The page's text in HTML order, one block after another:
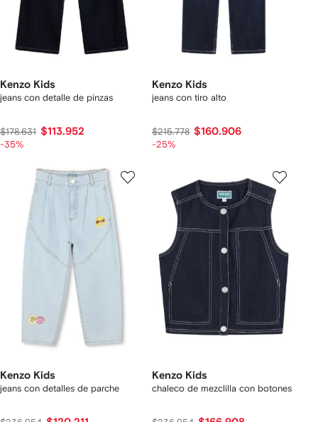
Kenzo Kids
jeans con detalle de pinzas
$178.631 $113.952
-35%
Kenzo Kids
jeans con tiro alto
$215.778 $160.906
-25%
Kenzo Kids
jeans con detalles de parche
Kenzo Kids
chaleco de mezclilla con botones